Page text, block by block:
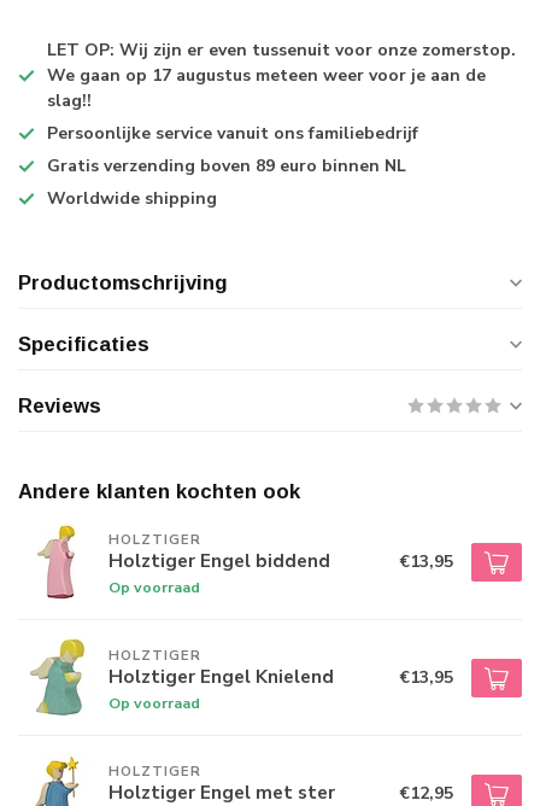
LET OP: Wij zijn er even tussenuit voor onze zomerstop.
We gaan op 17 augustus meteen weer voor je aan de
slag!!
Persoonlijke service vanuit ons familiebedrijf
Gratis verzending boven 89 euro binnen NL
Worldwide shipping
Productomschrijving
Specificaties
Reviews
Andere klanten kochten ook
HOLZTIGER
Holztiger Engel biddend
Op voorraad
€13,95
HOLZTIGER
Holztiger Engel Knielend
Op voorraad
€13,95
HOLZTIGER
Holztiger Engel met ster €12,95